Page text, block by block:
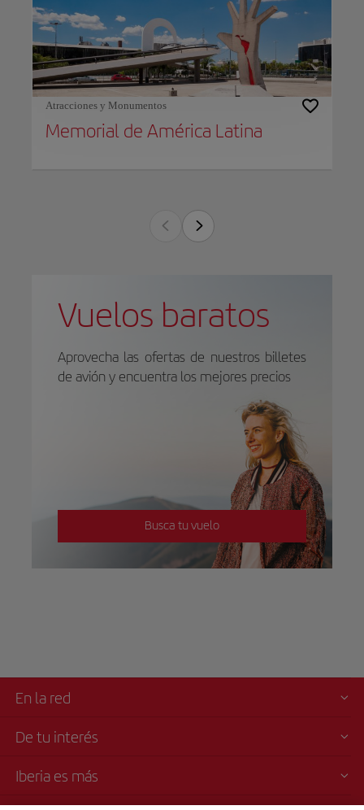
Atracciones y Monumentos
Memorial de América Latina
Vuelos baratos
Aprovecha las ofertas de nuestros billetes
de avión y encuentra los mejores precios
Busca tu vuelo
En la red
De tu interés
Iberia es más